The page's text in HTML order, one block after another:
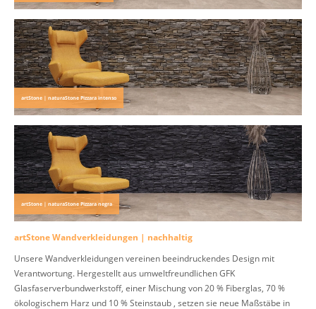
artStone | naturaStone Pizzara intenso
artStone | naturaStone Pizzara negra
artStone Wandverkleidungen | nachhaltig
Unsere Wandverkleidungen vereinen beeindruckendes Design mit
Verantwortung. Hergestellt aus umweltfreundlichen GFK
Glasfaserverbundwerkstoff, einer Mischung von 20 % Fiberglas, 70 %
ökologischem Harz und 10 % Steinstaub , setzen sie neue Maßstäbe in